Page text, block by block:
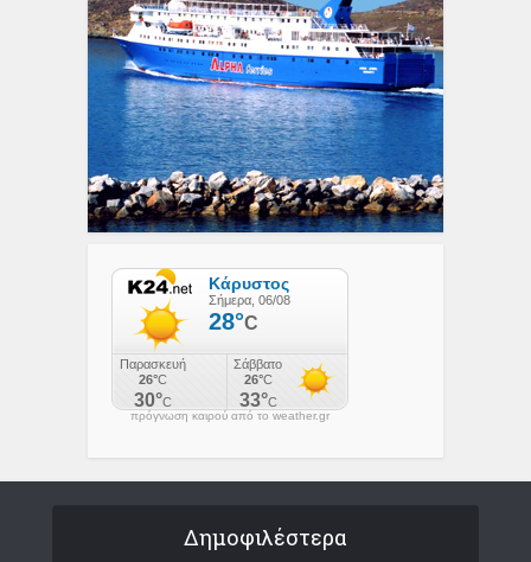
πρόγνωση καιρού από το weather.gr
Δημοφιλέστερα